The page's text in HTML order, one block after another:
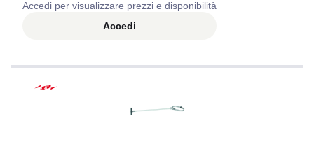
Accedi per visualizzare prezzi e disponibilità
Accedi